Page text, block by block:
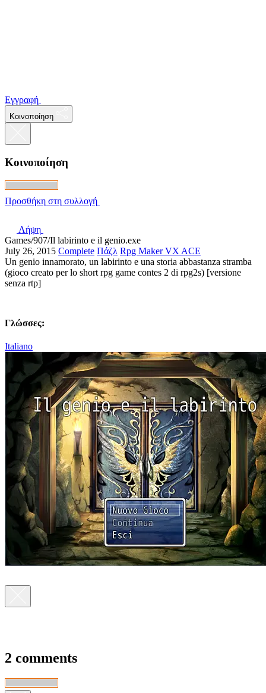
Εγγραφή
Κοινοποίηση
Κοινοποίηση
Προσθήκη στη συλλογή
Λήψη
Games/907/Il labirinto e il genio.exe
July 26, 2015 Complete Πάζλ Rpg Maker VX ACE
Un genio innamorato, un labirinto e una storia abbastanza stramba
(gioco creato per lo short rpg game contes 2 di rpg2s) [versione
senza rtp]
Γλώσσες:
Italiano
2 comments